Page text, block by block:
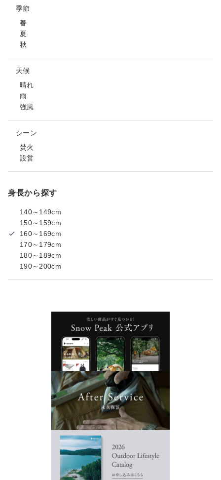
季節
春
夏
秋
天候
晴れ
雨
強風
シーン
焚火
設営
身長から探す
140～149cm
150～159cm
160～169cm
170～179cm
180～189cm
190～200cm